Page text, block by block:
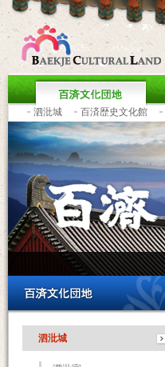
泗沘城 百済歴史文化館
泗沘城